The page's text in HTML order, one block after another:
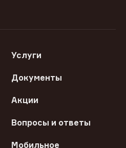
Услуги
Документы
Акции
Вопросы и ответы
Мобильное